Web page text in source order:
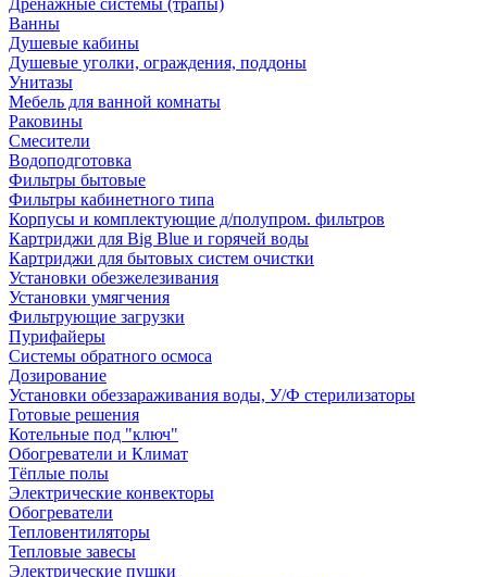
Дренажные системы (трапы)
Ванны
Душевые кабины
Душевые уголки, ограждения, поддоны
Унитазы
Мебель для ванной комнаты
Раковины
Смесители
Водоподготовка
Фильтры бытовые
Фильтры кабинетного типа
Корпусы и комплектующие д/полупром. фильтров
Картриджи для Big Blue и горячей воды
Картриджи для бытовых систем очистки
Установки обезжелезивания
Установки умягчения
Фильтрующие загрузки
Пурифайеры
Системы обратного осмоса
Дозирование
Установки обеззараживания воды, У/Ф стерилизаторы
Готовые решения
Котельные под "ключ"
Обогреватели и Климат
Тёплые полы
Электрические конвекторы
Обогреватели
Тепловентиляторы
Тепловые завесы
Электрические пушки